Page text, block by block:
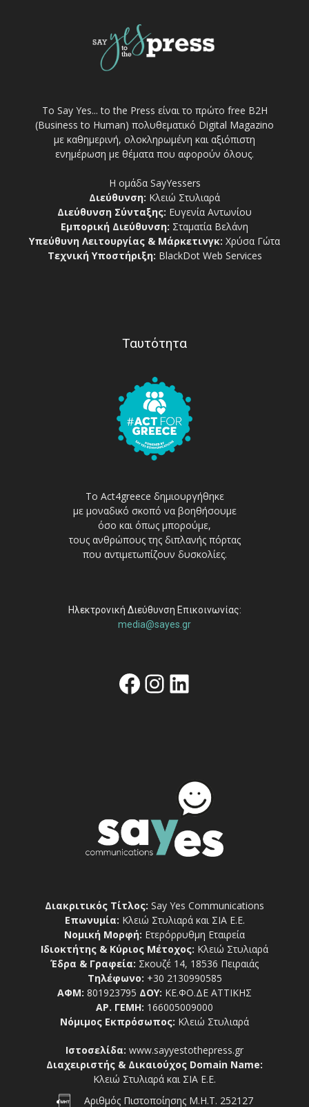
Το Say Yes... to the Press είναι το πρώτο free Β2Η
(Business to Human) πολυθεματικό Digital Magazino
με καθημερινή, ολοκληρωμένη και αξιόπιστη
ενημέρωση με θέματα που αφορούν όλους.
Η ομάδα SayYessers
Διεύθυνση: Κλειώ Στυλιαρά
Διεύθυνση Σύνταξης: Ευγενία Αντωνίου
Εμπορική Διεύθυνση: Σταματία Βελάνη
Υπεύθυνη Λειτουργίας & Μάρκετινγκ: Χρύσα Γώτα
Τεχνική Υποστήριξη: BlackDot Web Services
Ταυτότητα
Το Act4greece δημιουργήθηκε
με μοναδικό σκοπό να βοηθήσουμε
όσο και όπως μπορούμε,
τους ανθρώπους της διπλανής πόρτας
που αντιμετωπίζουν δυσκολίες.
Ηλεκτρονική Διεύθυνση Επικοινωνίας:
media@sayes.gr
Facebook
Instagram
Linkedin
Διακριτικός Τίτλος: Say Yes Communications
Επωνυμία: Κλειώ Στυλιαρά και ΣΙΑ Ε.Ε.
Νομική Μορφή: Ετερόρρυθμη Εταιρεία
Ιδιοκτήτης & Κύριος Μέτοχος: Κλειώ Στυλιαρά
Έδρα & Γραφεία: Σκουζέ 14, 18536 Πειραιάς
Τηλέφωνο: +30 2130990585
ΑΦΜ: 801923795 ΔΟΥ: ΚΕ.ΦΟ.ΔΕ ΑΤΤΙΚΗΣ
ΑΡ. ΓΕΜΗ: 166005009000
Νόμιμος Εκπρόσωπος: Κλειώ Στυλιαρά
Ιστοσελίδα: www.sayyestothepress.gr
Διαχειριστής & Δικαιούχος Domain Name:
Κλειώ Στυλιαρά και ΣΙΑ Ε.Ε.
Αριθμός Πιστοποίησης Μ.Η.Τ. 252127